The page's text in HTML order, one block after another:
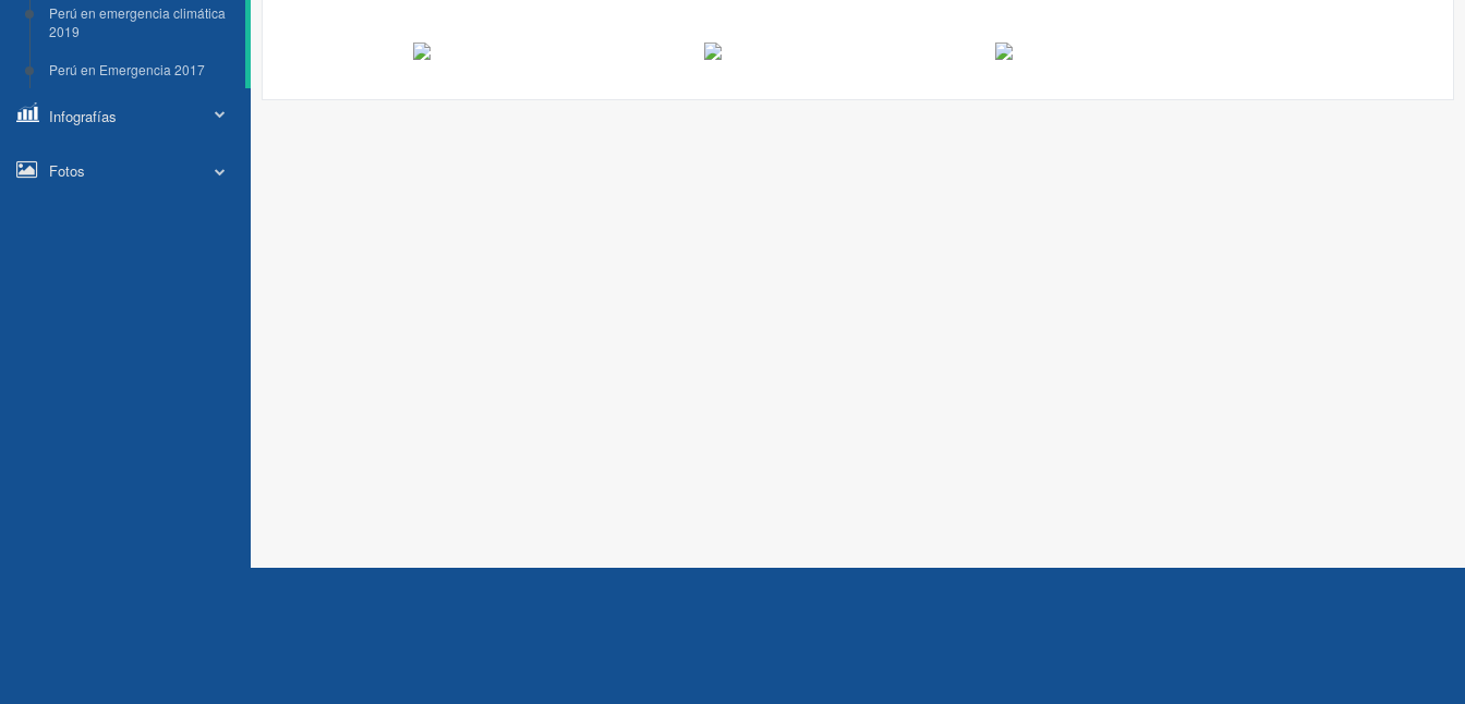
Perú en emergencia climática
2019
Perú en Emergencia 2017
Infografías
Fotos